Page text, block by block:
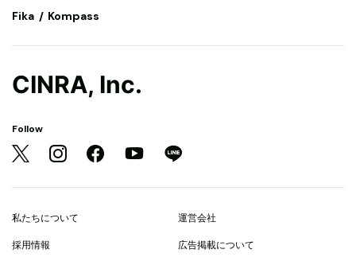
Fika Kompass
CINRA, Inc.
Follow
私たちについて 運営会社
採用情報 広告掲載について